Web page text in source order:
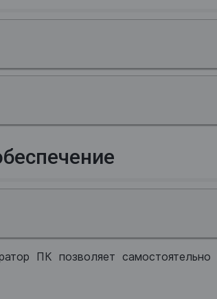
ПК позволяет самостоятельно